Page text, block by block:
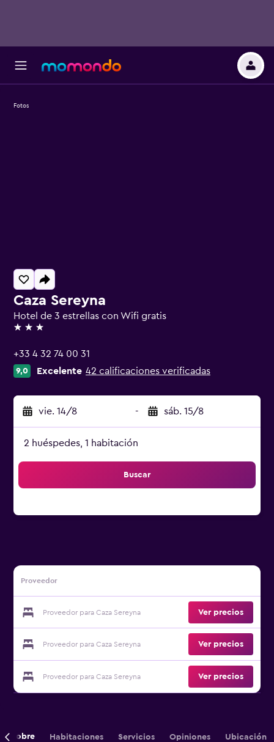
Caza Sereyna
Hotel de 3 estrellas con Wifi gratis
3 estrellas
+33 4 32 74 00 31
9,0 Excelente 42 calificaciones verificadas
vie. 14/8 - sáb. 15/8
2 huéspedes, 1 habitación
Buscar
Proveedor
Proveedor para Caza Sereyna Ver precios
Proveedor para Caza Sereyna Ver precios
Proveedor para Caza Sereyna Ver precios
Fotos
Sobre Habitaciones Servicios Opiniones Ubicación